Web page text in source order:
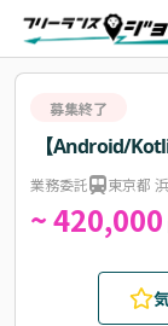
募集終了
【Android/
業務委託 東京都
~ 420,000